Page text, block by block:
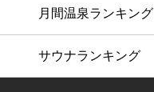
月間温泉ランキング
サウナランキング